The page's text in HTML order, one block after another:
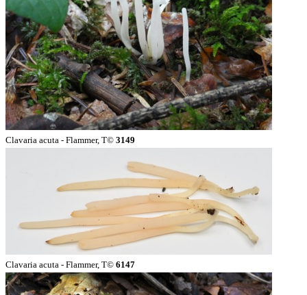
Clavaria acuta - Flammer, T© 3149
Clavaria acuta - Flammer, T© 6147